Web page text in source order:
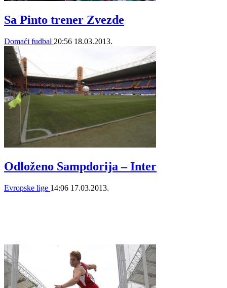
Sa Pinto trener Zvezde
Domaći fudbal 20:56 18.03.2013.
Odloženo Sampdorija – Inter
Evropske lige 14:06 17.03.2013.